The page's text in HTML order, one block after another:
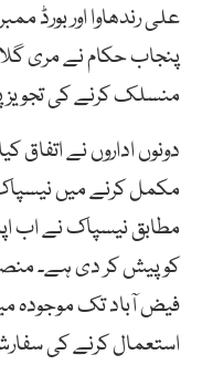
علی رندھاوا اور بورڈ
پنجاب حکام نے مری
منسلک کرنے کی
دونوں اداروں نے
مکمل کرنے میں
مطابق نیسپاک نے اب
کو پیش کر دی ہے۔
فیض آباد تک موجودہ
استعمال کرنے کی